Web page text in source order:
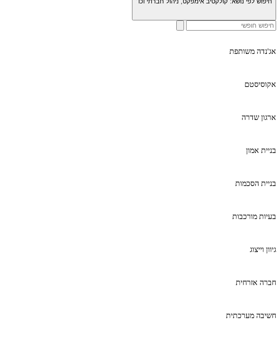
אג'נדה משותפת
אקוסיסטם
ארגון שדרה
בניית אמון
בניית הסכמות
בעיות מורכבות
גיוון וייצוג
חברה אזרחית
חשיבה מערכתית